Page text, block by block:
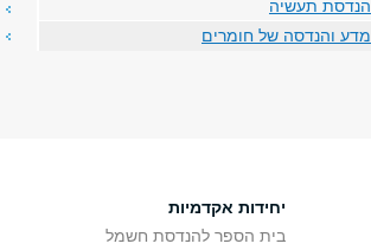
הנדסת תעשיה
מדע והנדסה של חומרים
יחידות אקדמיות
בית הספר להנדסת חשמל